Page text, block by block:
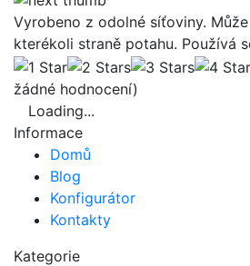
Vyrobeno z odolné síťoviny.
kterékoli straně potahu. Používá
žádné hodnocení)
Loading...
Informace
Domů
Blog
Konfigurátor
Kontakty
Kategorie